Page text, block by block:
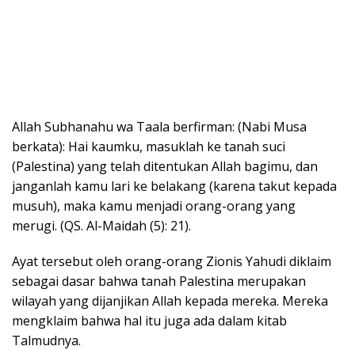
Allah Subhanahu wa Taala berfirman: (Nabi Musa
berkata): Hai kaumku, masuklah ke tanah suci
(Palestina) yang telah ditentukan Allah bagimu, dan
janganlah kamu lari ke belakang (karena takut kepada
musuh), maka kamu menjadi orang-orang yang
merugi. (QS. Al-Maidah (5): 21).
Ayat tersebut oleh orang-orang Zionis Yahudi diklaim
sebagai dasar bahwa tanah Palestina merupakan
wilayah yang dijanjikan Allah kepada mereka. Mereka
mengklaim bahwa hal itu juga ada dalam kitab
Talmudnya.